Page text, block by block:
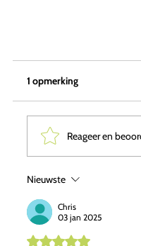
Soorten
de bouwsector
1 opmerking
Reageer en
Nieuwste
Chris
03 jan 2025
Beoordeeld